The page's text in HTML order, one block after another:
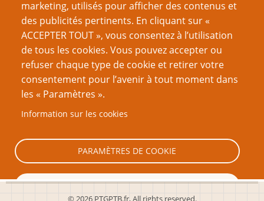
marketing, utilisés pour afficher des contenus et
des publicités pertinents. En cliquant sur «
ACCEPTER TOUT », vous consentez à l’utilisation
de tous les cookies. Vous pouvez accepter ou
refuser chaque type de cookie et retirer votre
consentement pour l’avenir à tout moment dans
les « Paramètres ».
Information sur les cookies
PARAMÈTRES DE COOKIE
TOUT REFUSER
VOUS AIMEREZ AUSSI
La bataille autour du jeu de rôle
Une Histoire du jeu de rôle – quatrième partie : Enfer
et paradis de la finance
Le Rapport Pulling
© 2026 PTGPTB.fr, All rights reserved.